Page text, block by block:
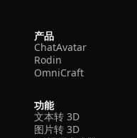
产品
ChatAvatar
Rodin
OmniCraft
功能
文本转 3D
图片转 3D